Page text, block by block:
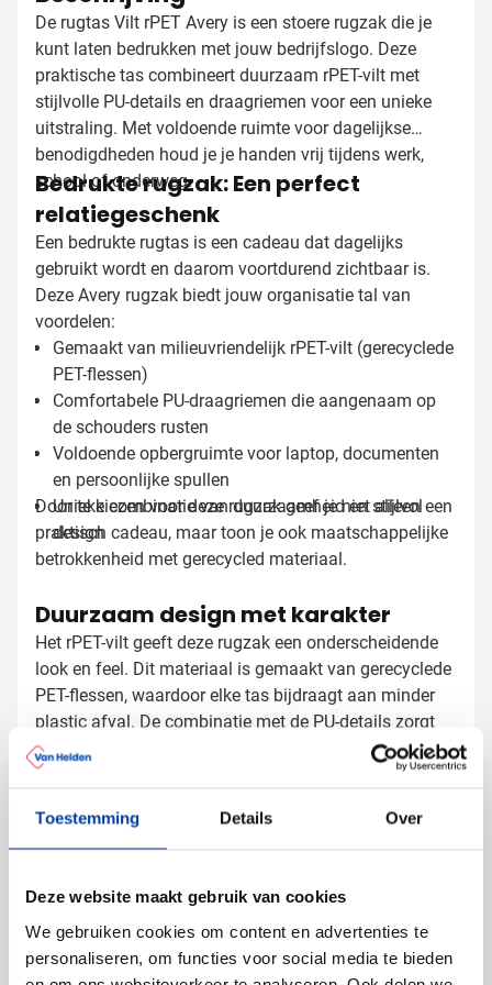
Toestemming Details Over
Deze website maakt gebruik van cookies
We gebruiken cookies om content en advertenties te
personaliseren, om functies voor social media te bieden
De rugtas Vilt rPET Avery is een stoere rugzak die je
kunt laten bedrukken met jouw bedrijfslogo. Deze
praktische tas combineert duurzaam rPET-vilt met
stijlvolle PU-details en draagriemen voor een unieke
uitstraling. Met voldoende ruimte voor dagelijkse
benodigdheden houd je je handen vrij tijdens werk,
school of onderweg.
Bedrukte rugzak: Een perfect
relatiegeschenk
Een bedrukte rugtas is een cadeau dat dagelijks
gebruikt wordt en daarom voortdurend zichtbaar is.
Deze Avery rugzak biedt jouw organisatie tal van
voordelen:
Gemaakt van milieuvriendelijk rPET-vilt (gerecyclede
PET-flessen)
Comfortabele PU-draagriemen die aangenaam op
de schouders rusten
Voldoende opbergruimte voor laptop, documenten
en persoonlijke spullen
Unieke combinatie van duurzaamheid en stijlvol
design
Door te kiezen voor deze rugzak geef je niet alleen een
praktisch cadeau, maar toon je ook maatschappelijke
betrokkenheid met gerecycled materiaal.
Duurzaam design met karakter
Het rPET-vilt geeft deze rugzak een onderscheidende
look en feel. Dit materiaal is gemaakt van gerecyclede
PET-flessen, waardoor elke tas bijdraagt aan minder
plastic afval. De combinatie met de PU-details zorgt
voor een modern en stijlvol uiterlijk dat past bij diverse
gebruikers - van zakelijke professionals tot studenten.
Rugzakken laten bedrukken met logo
Bij Van Helden Relatiegeschenken bedrukken we jouw
Met een tekst of slogan die past bij jouw boodschap
Full color bedrukking mogelijk voor maximale
impact